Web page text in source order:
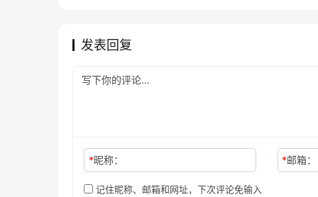
发表回复
*昵称： *邮箱：
记住昵称、邮箱和网址，下次评论免输入